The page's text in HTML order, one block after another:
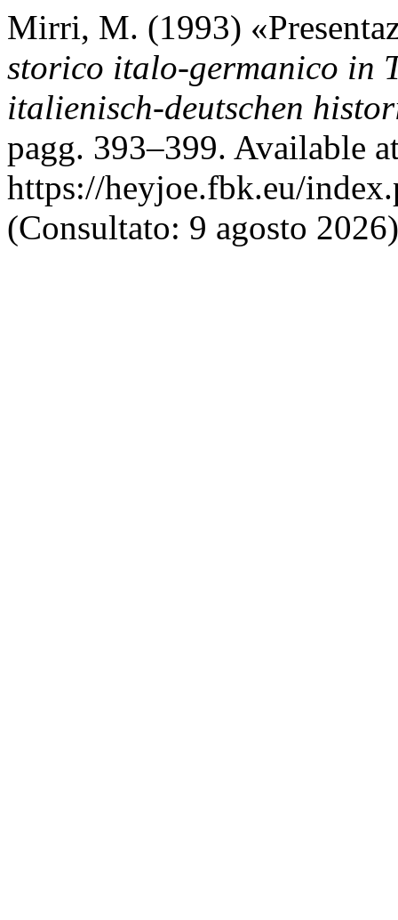
Mirri, M. (1993)
storico italo-germanico in
italienisch-deutschen
pagg. 393–399. Available
https://heyjoe.fbk.eu/
(Consultato: 9 agosto